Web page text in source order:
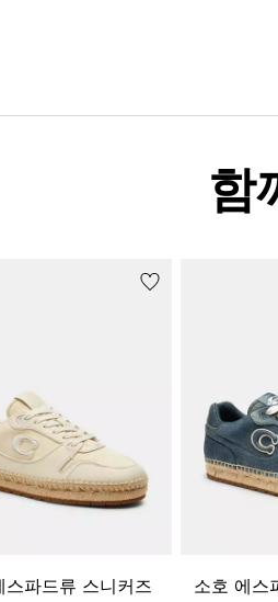
함
스파드류 스니커즈